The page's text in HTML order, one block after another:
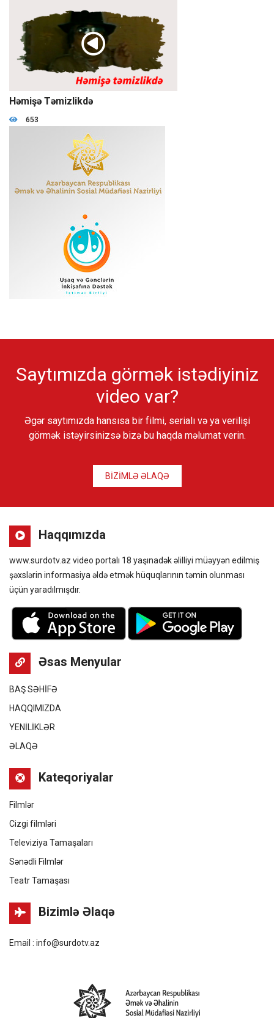
00:52:11
Həmişə Təmizlikdə
653
Saytımızda görmək istədiyiniz
video var?
Əgər saytımızda hansısa bir filmi, serialı və ya verilişi
görmək istəyirsinizsə bizə bu haqda məlumat verin.
BİZİMLƏ ƏLAQƏ
Haqqımızda
www.surdotv.az video portalı 18 yaşınadək əlilliyi müəyyən edilmiş
şəxslərin informasiya əldə etmək hüquqlarının təmin olunması
üçün yaradılmışdır.
Əsas Menyular
BAŞ SƏHİFƏ
HAQQIMIZDA
YENİLİKLƏR
ƏLAQƏ
Kateqoriyalar
Filmlər
Cizgi filmləri
Televiziya Tamaşaları
Sənədli Filmlər
Teatr Tamaşası
Bizimlə Əlaqə
Email : info@surdotv.az